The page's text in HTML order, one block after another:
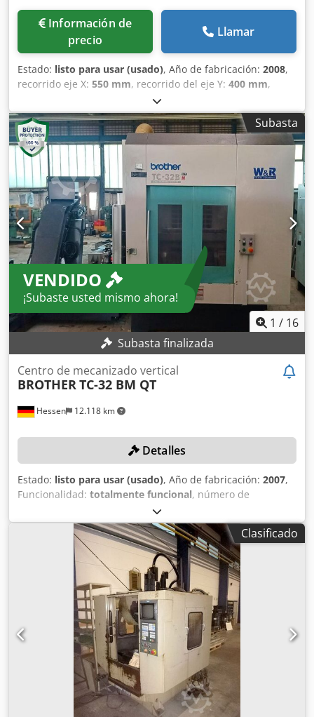
Información de
precio
Llamar
Estado: listo para usar (usado), Año de fabricación: 2008,
recorrido eje X: 550 mm, recorrido del eje Y: 400 mm,
, velocidad del cabezal (máx.):
20.000 rpm, número de ejes:4, Esta Brother TC-32BN QT
de 4 ejes se fabricó en 2008 y cuenta con un sistema de
control Brother B00, un recorrido del eje X de 550 mm, un
recorrido del eje Y de 400 mm y un recorrido del eje Z de
415 mm. Cuenta con velocidades de desplazamiento
rápido de 70 m/min, una velocidad de husillo de hasta
20.000 rpm y un almacén de herramientas con 40
posiciones. Considere la oportunidad de comprar este
centro de mecanizado vertical Brother TC-32BN QT.
Póngase en contacto con nosotros para obtener más
información sobre esta máquina. Djdpox D Rdrefx Ac Nekr
• Distancia entre la mesa y la punta del husillo: 645 mm •
Tamaño de la mesa: 425 × 600 mm • Capacidad del
almacén de herramientas: 40 posiciones • Anulación del
husillo Equipamiento adicional • 2 × mesas de 4º eje
Lehmann con soporte de cola • Transportador de virutas
Subasta
VENDIDO
¡Subaste usted mismo ahora!
1 / 16
Subasta finalizada
Hessen 12.118 km
Centro de mecanizado vertical
BROTHERTC-32 BM QT
Detalles
Estado: listo para usar (usado), Año de fabricación: 2007,
Funcionalidad: totalmente funcional, número de
, recorrido eje X:
recorrido del eje Y:400 mm, recorrido del eje Z:415 mm,
carga de la mesa:200 kg, velocidad del cabezal (máx.):
, DETALLES TÉCNICOS Recorridos Eje X: 550 mm
Eje Y: 400 mm Eje Z: 415 mm Mesa de trabajo Dimensiones
de la mesa: 550 x 400 mm Carga máxima de la mesa: 200
kg Husillo Velocidad máxima del husillo: 12.000 rpm
DETALLES DE LA MÁQUINA Número de ejes: 5
Dksdpexnwvpsfx Ac Nor Peso: 4.600 kg Datos eléctricos
Alimentación: 220 V, 3 fases Frecuencia: 50/60 Hz Potencia
nominal: 16,0 kVA Potencia máxima: 32,0 kVA
EQUIPAMIENTO 2 palets
Clasificado